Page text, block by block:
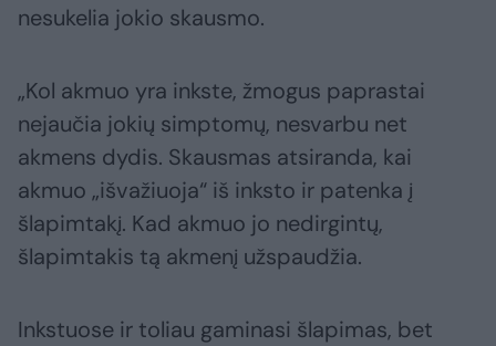
nesukelia jokio skausmo.
„Kol akmuo yra inkste, žmogus paprastai
nejaučia jokių simptomų, nesvarbu net
akmens dydis. Skausmas atsiranda, kai
akmuo „išvažiuoja“ iš inksto ir patenka į
šlapimtakį. Kad akmuo jo nedirgintų,
šlapimtakis tą akmenį užspaudžia.
Inkstuose ir toliau gaminasi šlapimas, bet